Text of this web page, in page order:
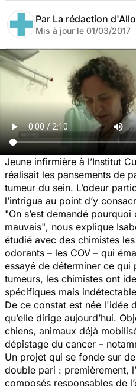
Par La rédaction
Mis à jour le 01/03/2017
Jeune infirmière à l’Institut
réalisait les pansements de
tumeur du sein. L’odeur
l’intrigua au point d’y
"On s’est demandé
mauvais", nous explique
étudié avec des chimistes
odorants – les COV – qui
essayé de déterminer ce qui
tumeurs, les chimistes ont
spécifiques mais
De ce constat est née l'idée
qu’elle dirige aujourd’hui.
chiens, animaux déjà
dépistage du cancer –
Un projet qui se fonde sur
double pari : premièrement,
composés responsables de